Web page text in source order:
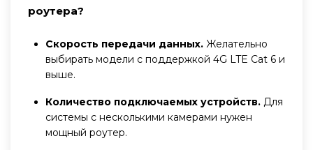
роутера?
Скорость передачи данных. Желательно
выбирать модели с поддержкой 4G LTE Cat 6 и
выше.
Количество подключаемых устройств. Для
системы с несколькими камерами нужен
мощный роутер.